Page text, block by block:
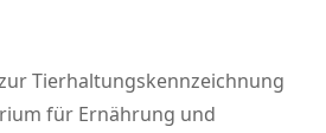
Tierhaltungskennzeichnung
für Ernährung und